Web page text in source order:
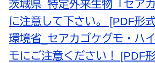
茨城県_特定外来生物「セアカ
に注意して下さい。 [PDF形
環境省_セアカゴケグモ・ハ
モにご注意ください！ [PDF